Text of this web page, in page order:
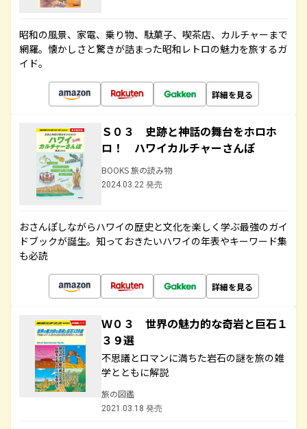
昭和の風景、家電、乗り物、駄菓子、喫茶店、カルチャーまで
網羅。懐かしさと驚きが詰まった昭和レトロの魅力を旅するガ
イド。
詳細を見る
Ｓ０３ 史跡と神話の舞台をホロホ
ロ！ ハワイカルチャーさんぽ
BOOKS 旅の読み物
2024.03.22 発売
おさんぽしながらハワイの歴史と文化を楽しく学ぶ最強のガイ
ドブックが誕生。知っておきたいハワイの年表やキーワード集
も必読
詳細を見る
Ｗ０３ 世界の魅力的な奇岩と巨石１
３９選
不思議とロマンに満ちた岩石の謎を旅の雑
学とともに解説
旅の図鑑
2021.03.18 発売